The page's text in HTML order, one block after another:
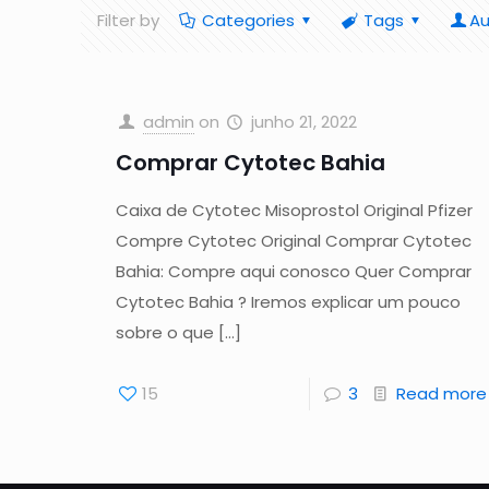
Filter by Categories Tags
admin on junho 21, 2022
Comprar Cytotec Bahia
Caixa de Cytotec Misoprostol Original Pfizer
Compre Cytotec Original Comprar Cytotec
Bahia: Compre aqui conosco Quer Comprar
Cytotec Bahia ? Iremos explicar um pouco
sobre o que […]
15 3 Read more